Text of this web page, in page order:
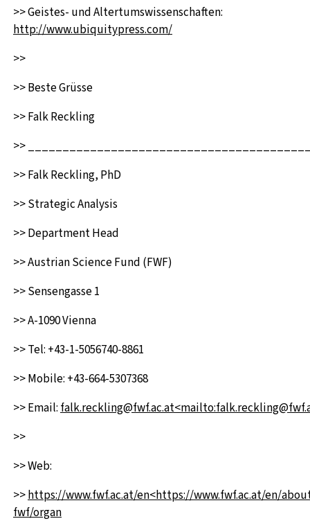
>> Geistes- und Altertumswissenschaften:
http://www.ubiquitypress.com/
>>
>> Beste Grüsse
>> Falk Reckling
>>
>> Falk Reckling, PhD
>> Strategic Analysis
>> Department Head
>> Austrian Science Fund (FWF)
>> Sensengasse 1
>> A-1090 Vienna
>> Tel: +43-1-5056740-8861
>> Mobile: +43-664-5307368
>> Email:
>>
>> Web:
>>https://www.fwf.ac.at/en<https://www.fwf.ac.at/en/
fwf/organ